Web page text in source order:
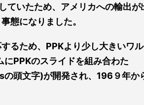
ていたため、アメリカへの輸出が
態になりました。
るため、PPKより少し大きいワル
にPPKのスライドを組み合わた
頭文字)が開発され、196９年か